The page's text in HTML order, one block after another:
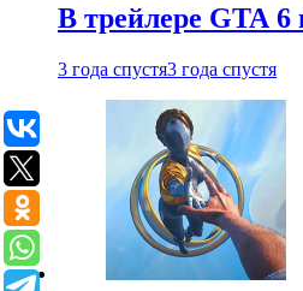
В трейлере GTA
3 года спустя3 года спустя